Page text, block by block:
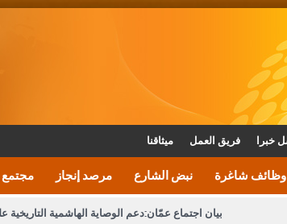
ميثاقنا فريق العمل خبرا
مجتمع مرصد إنجاز نبض الشارع وظائف شاغرة
بيان اجتماع عمّان:دعم الوصاية الهاشمية